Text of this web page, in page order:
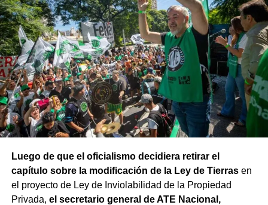
Luego de que el oficialismo decidiera retirar el
capítulo sobre la modificación de la Ley de Tierrasen
el proyecto de Ley de Inviolabilidad de la Propiedad
Privada, el secretario general de ATE Nacional,